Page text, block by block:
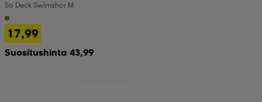
So Deck Swimshor M
17,99
Suositushinta 43,99